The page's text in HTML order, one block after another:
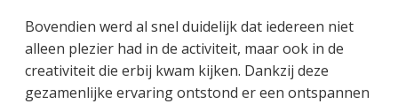
Bovendien werd al snel duidelijk dat iedereen niet
alleen plezier had in de activiteit, maar ook in de
creativiteit die erbij kwam kijken. Dankzij deze
gezamenlijke ervaring ontstond er een ontspannen